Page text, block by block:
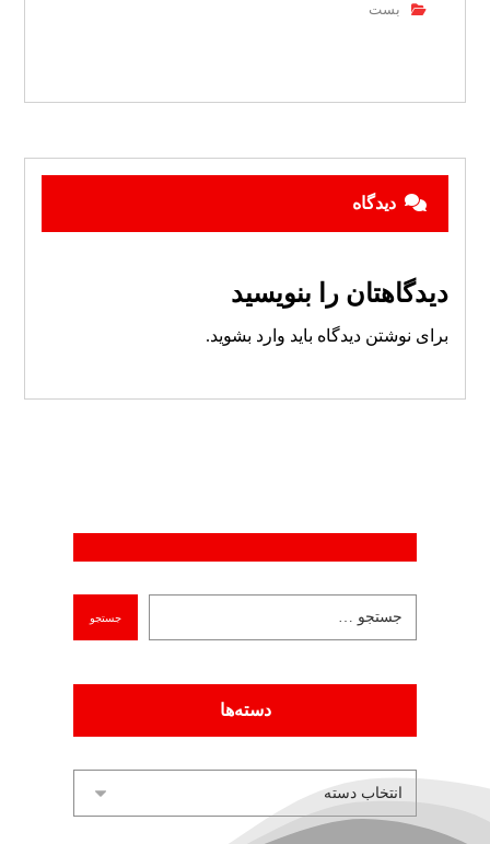
بست
دیدگاه
دیدگاهتان را بنویسید
برای نوشتن دیدگاه باید وارد بشوید.
دسته‌ها